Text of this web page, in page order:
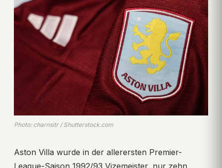
Photo: charnsitr / Shutterstock.com
Aston Villa wurde in der allerersten Premier-
League-Saison 1992/93 Vizemeister, nur zehn